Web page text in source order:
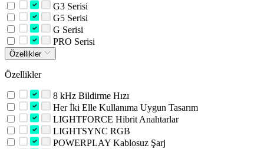
G3 Serisi
G5 Serisi
G Serisi
PRO Serisi
Özellikler
Özellikler
8 kHz Bildirme Hızı
Her İki Elle Kullanıma Uygun Tasarım
LIGHTFORCE Hibrit Anahtarlar
LIGHTSYNC RGB
POWERPLAY Kablosuz Şarj